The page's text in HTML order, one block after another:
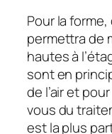
Pour la
permettra de
hautes à
sont en
de l’air et
vous du
est la plus